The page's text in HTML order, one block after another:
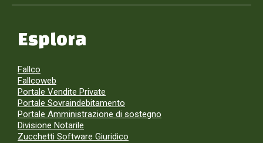
Esplora
Fallco
Fallcoweb
Portale Vendite Private
Portale Sovraindebitamento
Portale Amministrazione di sostegno
Divisione Notarile
Zucchetti Software Giuridico